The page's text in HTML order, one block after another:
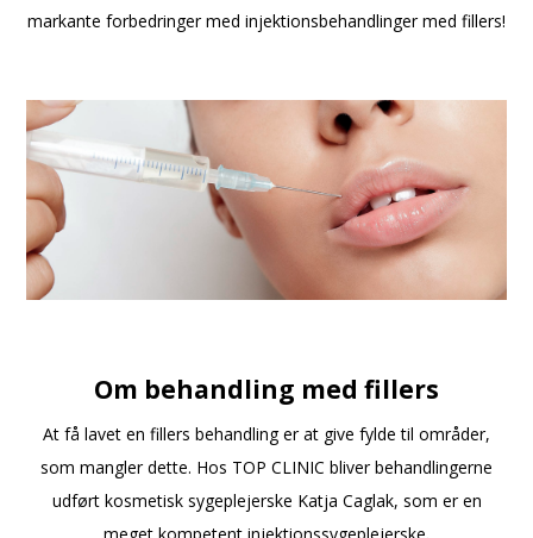
markante forbedringer med injektionsbehandlinger med fillers!
Om behandling med fillers
At få lavet en fillers behandling er at give fylde til områder,
som mangler dette. Hos TOP CLINIC bliver behandlingerne
udført kosmetisk sygeplejerske Katja Caglak, som er en